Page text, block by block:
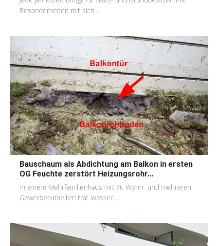
Besonderheiten mit sich....
Bauschaum als Abdichtung am Balkon in ersten
OG Feuchte zerstört Heizungsrohr...
In einem Mehrfamilienhaus mit 76 Wohn- und mehreren
Gewerbeeinheiten trat Wasser...